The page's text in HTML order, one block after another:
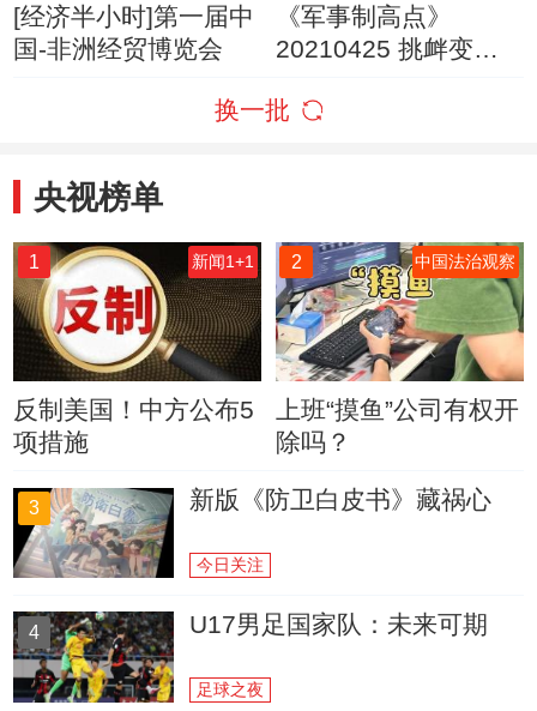
[经济半小时]第一届中
国-非洲经贸博览会
《军事制高点》
20210425 挑衅变
极全线出击 美欧要临
换一批
央视榜单
1 新闻1+1
反制美国！中方公布5
项措施
2 中国法治观察
上班“摸鱼”公司有权开
除吗？
3 新版《防卫白皮书》藏祸心
今日关注
4 U17男足国家队：未来可期
足球之夜